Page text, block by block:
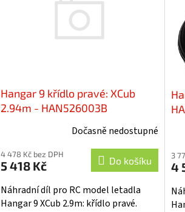
Hangar 9 křídlo pravé: XCub
2.94m - HAN526003B
Dočasně nedostupné
4 478 Kč bez DPH
5 418 Kč Do košíku
Náhradní díl pro RC model letadla
Hangar 9 XCub 2.9m: křídlo pravé.
3
4